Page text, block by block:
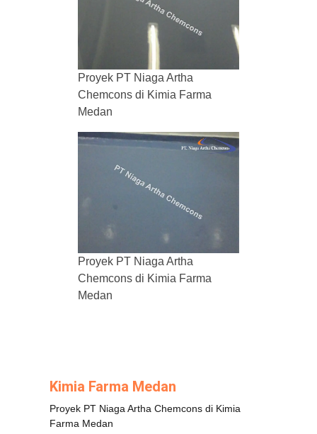
Proyek PT Niaga Artha
Chemcons di Kimia Farma
Medan
Proyek PT Niaga Artha
Chemcons di Kimia Farma
Medan
Kimia Farma Medan
Proyek PT Niaga Artha Chemcons di Kimia
Farma Medan